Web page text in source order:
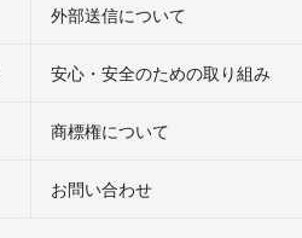
外部送信について
安心・安全のための取り組み
商標権について
お問い合わせ